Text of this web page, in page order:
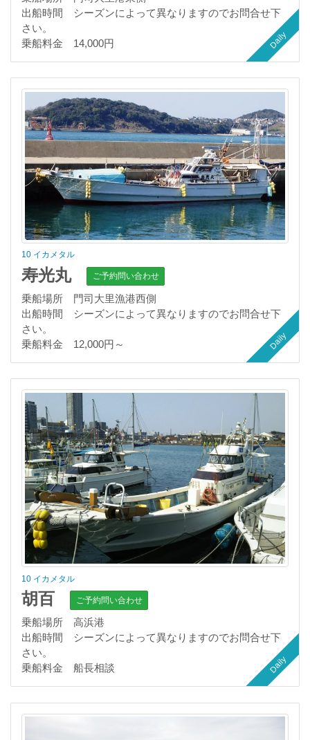
Daily
出船時間 シーズンによって異なりますのでお問合せ下
さい。
乗船料金 14,000円
Daily
10 イカメタル
寿光丸 ご予約問い合わせ
乗船場所 門司大里漁港西側
出船時間 シーズンによって異なりますのでお問合せ下
さい。
乗船料金 12,000円～
Daily
10 イカメタル
胡百 ご予約問い合わせ
乗船場所 高浜港
出船時間 シーズンによって異なりますのでお問合せ下
さい。
乗船料金 船長相談